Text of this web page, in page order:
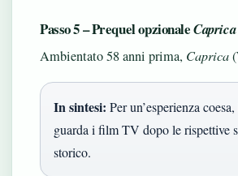
Passo 5 – Prequel opzionaleCaprica
Ambientato 58 anni prima, Caprica
In sintesi: Per un’esperienza
guarda i film TV dopo le rispettive
storico.